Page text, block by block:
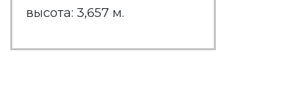
высота: 3,657 м.